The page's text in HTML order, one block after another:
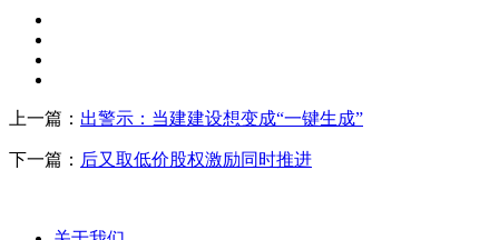
上一篇： 出警示：当建建设想变成“一键生成”
下一篇： 后又取低价股权激励同时推进